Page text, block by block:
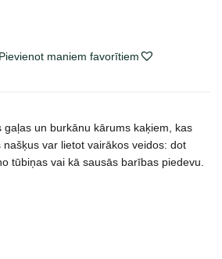
maniem favorītiem
gaļas un burkānu kārums kaķiem, kas
var lietot vairākos veidos: dot
tūbiņas vai kā sausās barības piedevu.